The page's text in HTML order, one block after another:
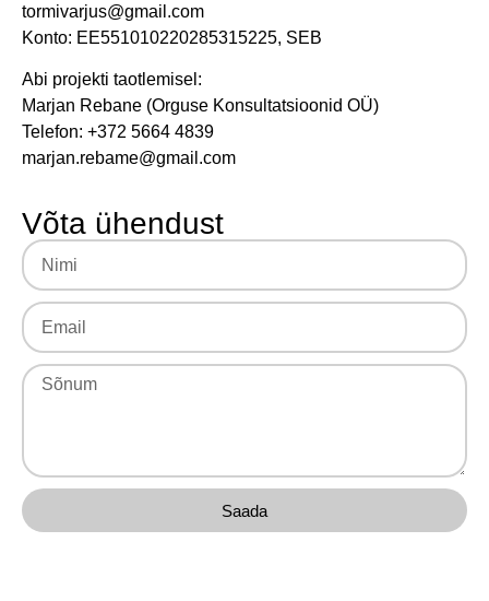
tormivarjus@gmail.com
Konto: EE551010220285315225, SEB
Abi projekti taotlemisel:
Marjan Rebane (Orguse Konsultatsioonid OÜ)
Telefon: +372 5664 4839
marjan.rebame@gmail.com
Võta ühendust
Saada